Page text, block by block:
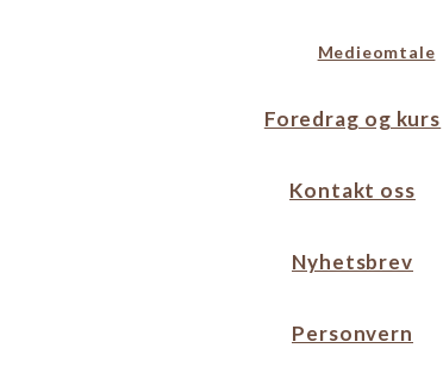
Medieomtale
Foredrag og kurs
Kontakt oss
Nyhetsbrev
Personvern